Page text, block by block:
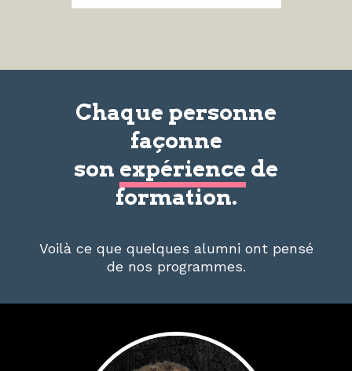
Chaque personne
façonne
son expérience de
formation.
Voilà ce que quelques alumni ont pensé
de nos programmes.